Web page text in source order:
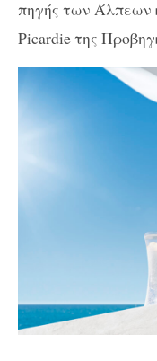
πηγής των Άλπεων
Picardieτης